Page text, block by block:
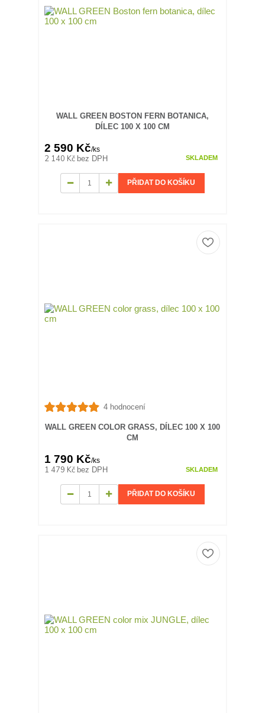
WALL GREEN BOSTON FERN BOTANICA,
DÍLEC 100 X 100 CM
2 590 Kč/ks
2 140 Kč bez DPH SKLADEM
PŘIDAT DO KOŠÍKU
4 hodnocení
WALL GREEN COLOR GRASS, DÍLEC 100 X 100
CM
1 790 Kč/ks
1 479 Kč bez DPH SKLADEM
PŘIDAT DO KOŠÍKU